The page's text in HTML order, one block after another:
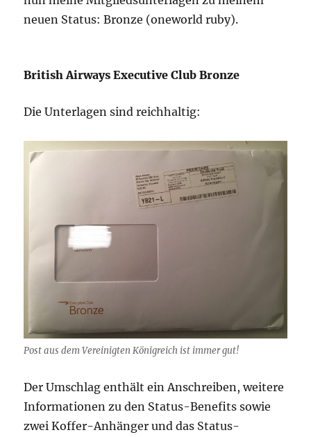
neuen Status: Bronze (oneworld ruby).
British Airways Executive Club Bronze
Die Unterlagen sind reichhaltig:
Post aus dem Vereinigten Königreich ist immer gut!
Der Umschlag enthält ein Anschreiben, weitere
Informationen zu den Status-Benefits sowie
zwei Koffer-Anhänger und das Status-